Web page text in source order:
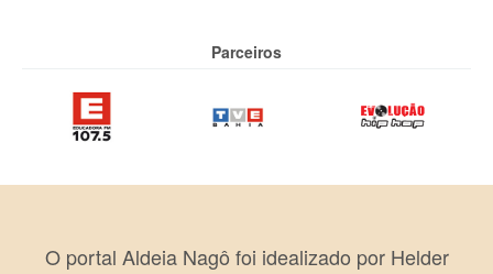
Parceiros
O portal Aldeia Nagô foi idealizado por Helder